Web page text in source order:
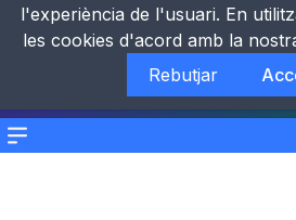
Menu
l'experiència de l'usuari. En
les cookies d'acord amb la
Rebutjar